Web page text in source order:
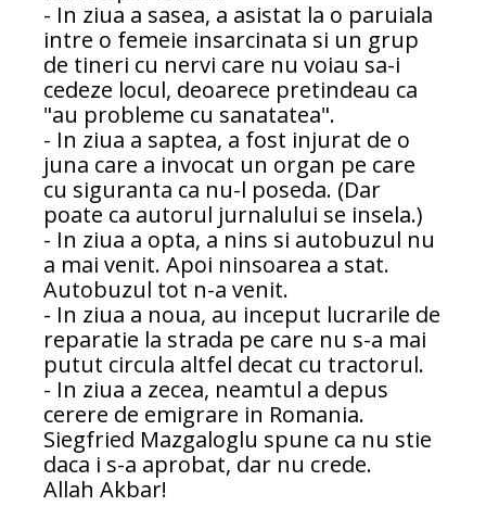
- In ziua a sasea, a asistat la o paruiala
intre o femeie insarcinata si un grup
de tineri cu nervi care nu voiau sa-i
cedeze locul, deoarece pretindeau ca
"au probleme cu sanatatea".
- In ziua a saptea, a fost injurat de o
juna care a invocat un organ pe care
cu siguranta ca nu-l poseda. (Dar
poate ca autorul jurnalului se insela.)
- In ziua a opta, a nins si autobuzul nu
a mai venit. Apoi ninsoarea a stat.
Autobuzul tot n-a venit.
- In ziua a noua, au inceput lucrarile de
reparatie la strada pe care nu s-a mai
putut circula altfel decat cu tractorul.
- In ziua a zecea, neamtul a depus
cerere de emigrare in Romania.
Siegfried Mazgaloglu spune ca nu stie
daca i s-a aprobat, dar nu crede.
Allah Akbar!